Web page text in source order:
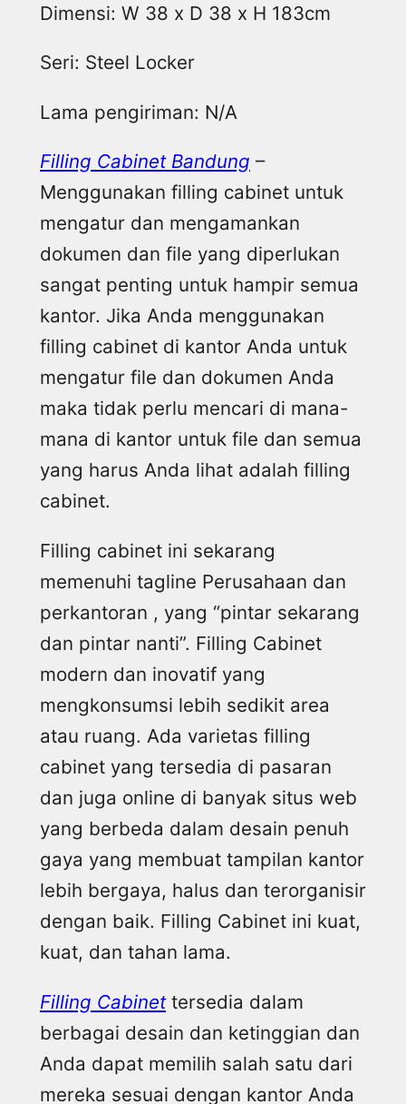
Dimensi: W 38 x D 38 x H 183cm
Seri: Steel Locker
Lama pengiriman: N/A
Filling Cabinet Bandung –
Menggunakan filling cabinet untuk
mengatur dan mengamankan
dokumen dan file yang diperlukan
sangat penting untuk hampir semua
kantor. Jika Anda menggunakan
filling cabinet di kantor Anda untuk
mengatur file dan dokumen Anda
maka tidak perlu mencari di mana-
mana di kantor untuk file dan semua
yang harus Anda lihat adalah filling
cabinet.
Filling cabinet ini sekarang
memenuhi tagline Perusahaan dan
perkantoran , yang “pintar sekarang
dan pintar nanti”. Filling Cabinet
modern dan inovatif yang
mengkonsumsi lebih sedikit area
atau ruang. Ada varietas filling
cabinet yang tersedia di pasaran
dan juga online di banyak situs web
yang berbeda dalam desain penuh
gaya yang membuat tampilan kantor
lebih bergaya, halus dan terorganisir
dengan baik. Filling Cabinet ini kuat,
kuat, dan tahan lama.
Filling Cabinettersedia dalam
berbagai desain dan ketinggian dan
Anda dapat memilih salah satu dari
mereka sesuai dengan kantor Anda